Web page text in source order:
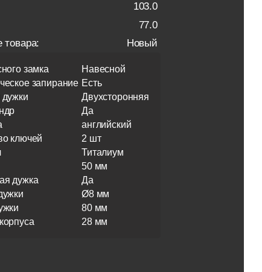
103.0
77.0
товара:
Новый
замка
Навесной
запирание Есть
Двухсторонняя
Да
английский
ключей
2 шт
Титалиум
50 мм
дужка
Да
Ø8 мм
80 мм
28 мм